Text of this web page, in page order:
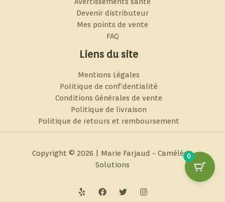
Devenir distributeur
Mes points de vente
FAQ
Liens du site
Mentions Légales
Politique de confidentialité
Conditions Générales de vente
Politique de livraison
Politique de retours et remboursement
Copyright © 2026 | Marie Farjaud - Caméléon
Solutions
0